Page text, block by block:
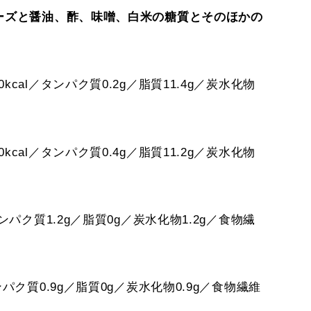
と醤油、酢、味噌、白米の糖質とそのほかの
／タンパク質0.2g／脂質11.4g／炭水化物
／タンパク質0.4g／脂質11.2g／炭水化物
パク質1.2g／脂質0g／炭水化物1.2g／食物繊
ク質0.9g／脂質0g／炭水化物0.9g／食物繊維